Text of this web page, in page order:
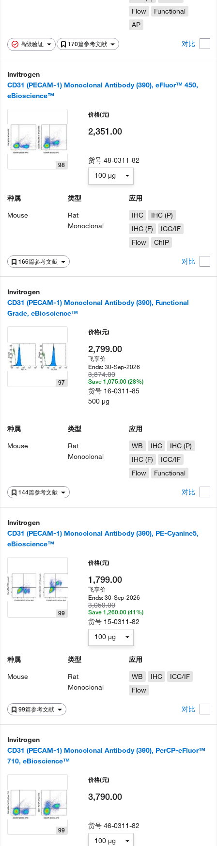
高级验证 170篇参考文献 对比
Flow
Functional
AP
Invitrogen
CD31 (PECAM-1) Monoclonal Antibody (390), eFluor™ 450,
eBioscience™
166篇参考文献 对比
98
种属
Mouse
类型
Rat
Monoclonal
应用
IHC
IHC (P)
IHC (F)
ICC/IF
Flow
ChIP
价格(元)
2,351.00
货号48-0311-82
100 µg
Invitrogen
CD31 (PECAM-1) Monoclonal Antibody (390), Functional
Grade, eBioscience™
144篇参考文献 对比
97
种属
Mouse
类型
Rat
Monoclonal
应用
WB
IHC
IHC (P)
IHC (F)
ICC/IF
Flow
Functional
价格(元)
2,799.00
飞享价
Ends:30-Sep-2026
3,874.00
Save 1,075.00 (28%)
货号 16-0311-85
500 µg
Invitrogen
CD31 (PECAM-1) Monoclonal Antibody (390), PE-Cyanine5,
eBioscience™
99篇参考文献 对比
99
种属
Mouse
类型
Rat
Monoclonal
应用
WB
IHC
ICC/IF
Flow
价格(元)
1,799.00
飞享价
Ends:30-Sep-2026
3,059.00
Save 1,260.00 (41%)
货号 15-0311-82
100 µg
Invitrogen
CD31 (PECAM-1) Monoclonal Antibody (390), PerCP-eFluor™
710, eBioscience™
99
价格(元)
3,790.00
货号46-0311-82
100 µg